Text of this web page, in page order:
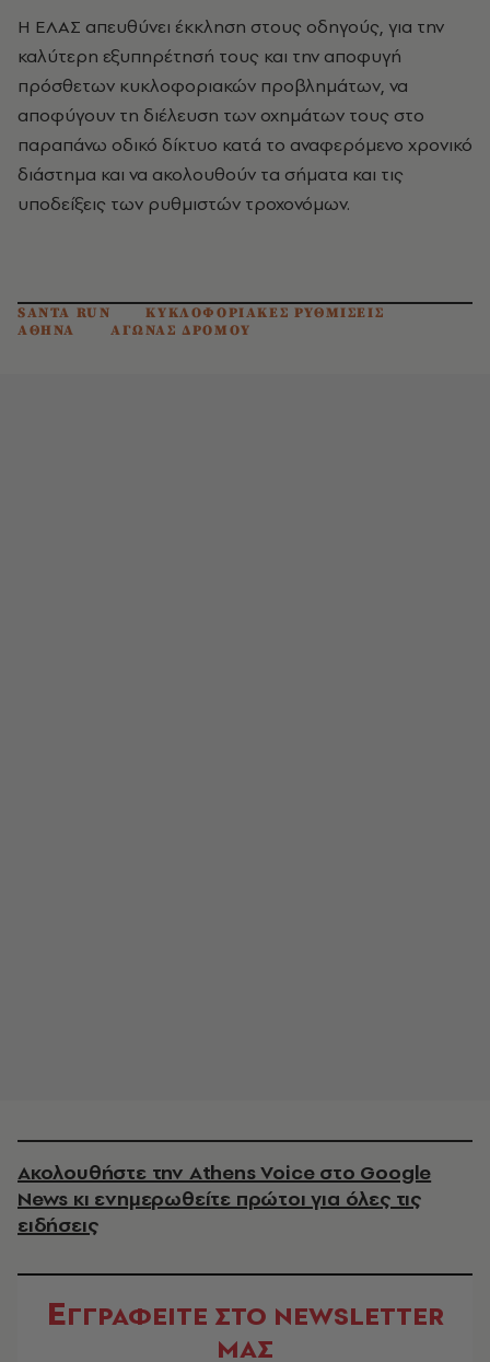
Η ΕΛΑΣ απευθύνει έκκληση στους οδηγούς, για την
καλύτερη εξυπηρέτησή τους και την αποφυγή
πρόσθετων κυκλοφοριακών προβλημάτων, να
αποφύγουν τη διέλευση των οχημάτων τους στο
παραπάνω οδικό δίκτυο κατά το αναφερόμενο χρονικό
διάστημα και να ακολουθούν τα σήματα και τις
υποδείξεις των ρυθμιστών τροχονόμων.
SANTA RUN
ΚΥΚΛΟΦΟΡΙΑΚΕΣ ΡΥΘΜΙΣΕΙΣ
ΑΘΗΝΑ
ΑΓΩΝΑΣ ΔΡΟΜΟΥ
Ακολουθήστε την Athens Voice στο Google
News κι ενημερωθείτε πρώτοι για όλες τις
ειδήσεις
ΕΓΓΡΑΦΕΙΤΕ ΣΤΟ NEWSLETTER
ΜΑΣ